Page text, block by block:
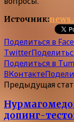
Источник:
Поделиться в
Twitter
Поделиться в
ВКонтакте
Предыдущая
допинг-